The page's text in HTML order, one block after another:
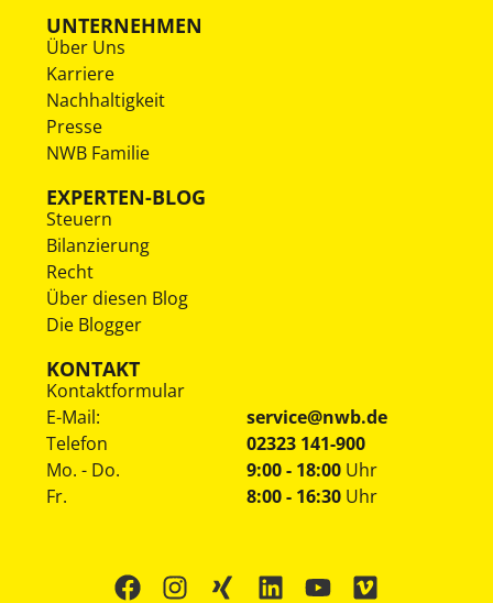
UNTERNEHMEN
Über Uns
Karriere
Nachhaltigkeit
Presse
NWB Familie
EXPERTEN-BLOG
Steuern
Bilanzierung
Recht
Über diesen Blog
Die Blogger
KONTAKT
Kontaktformular
E-Mail:
service@nwb.de
Telefon
02323 141-900
Mo. - Do.
Fr.
9:00 - 18:00 Uhr
8:00 - 16:30 Uhr